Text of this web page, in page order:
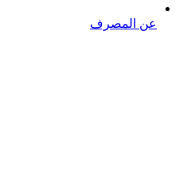
عن المصرف